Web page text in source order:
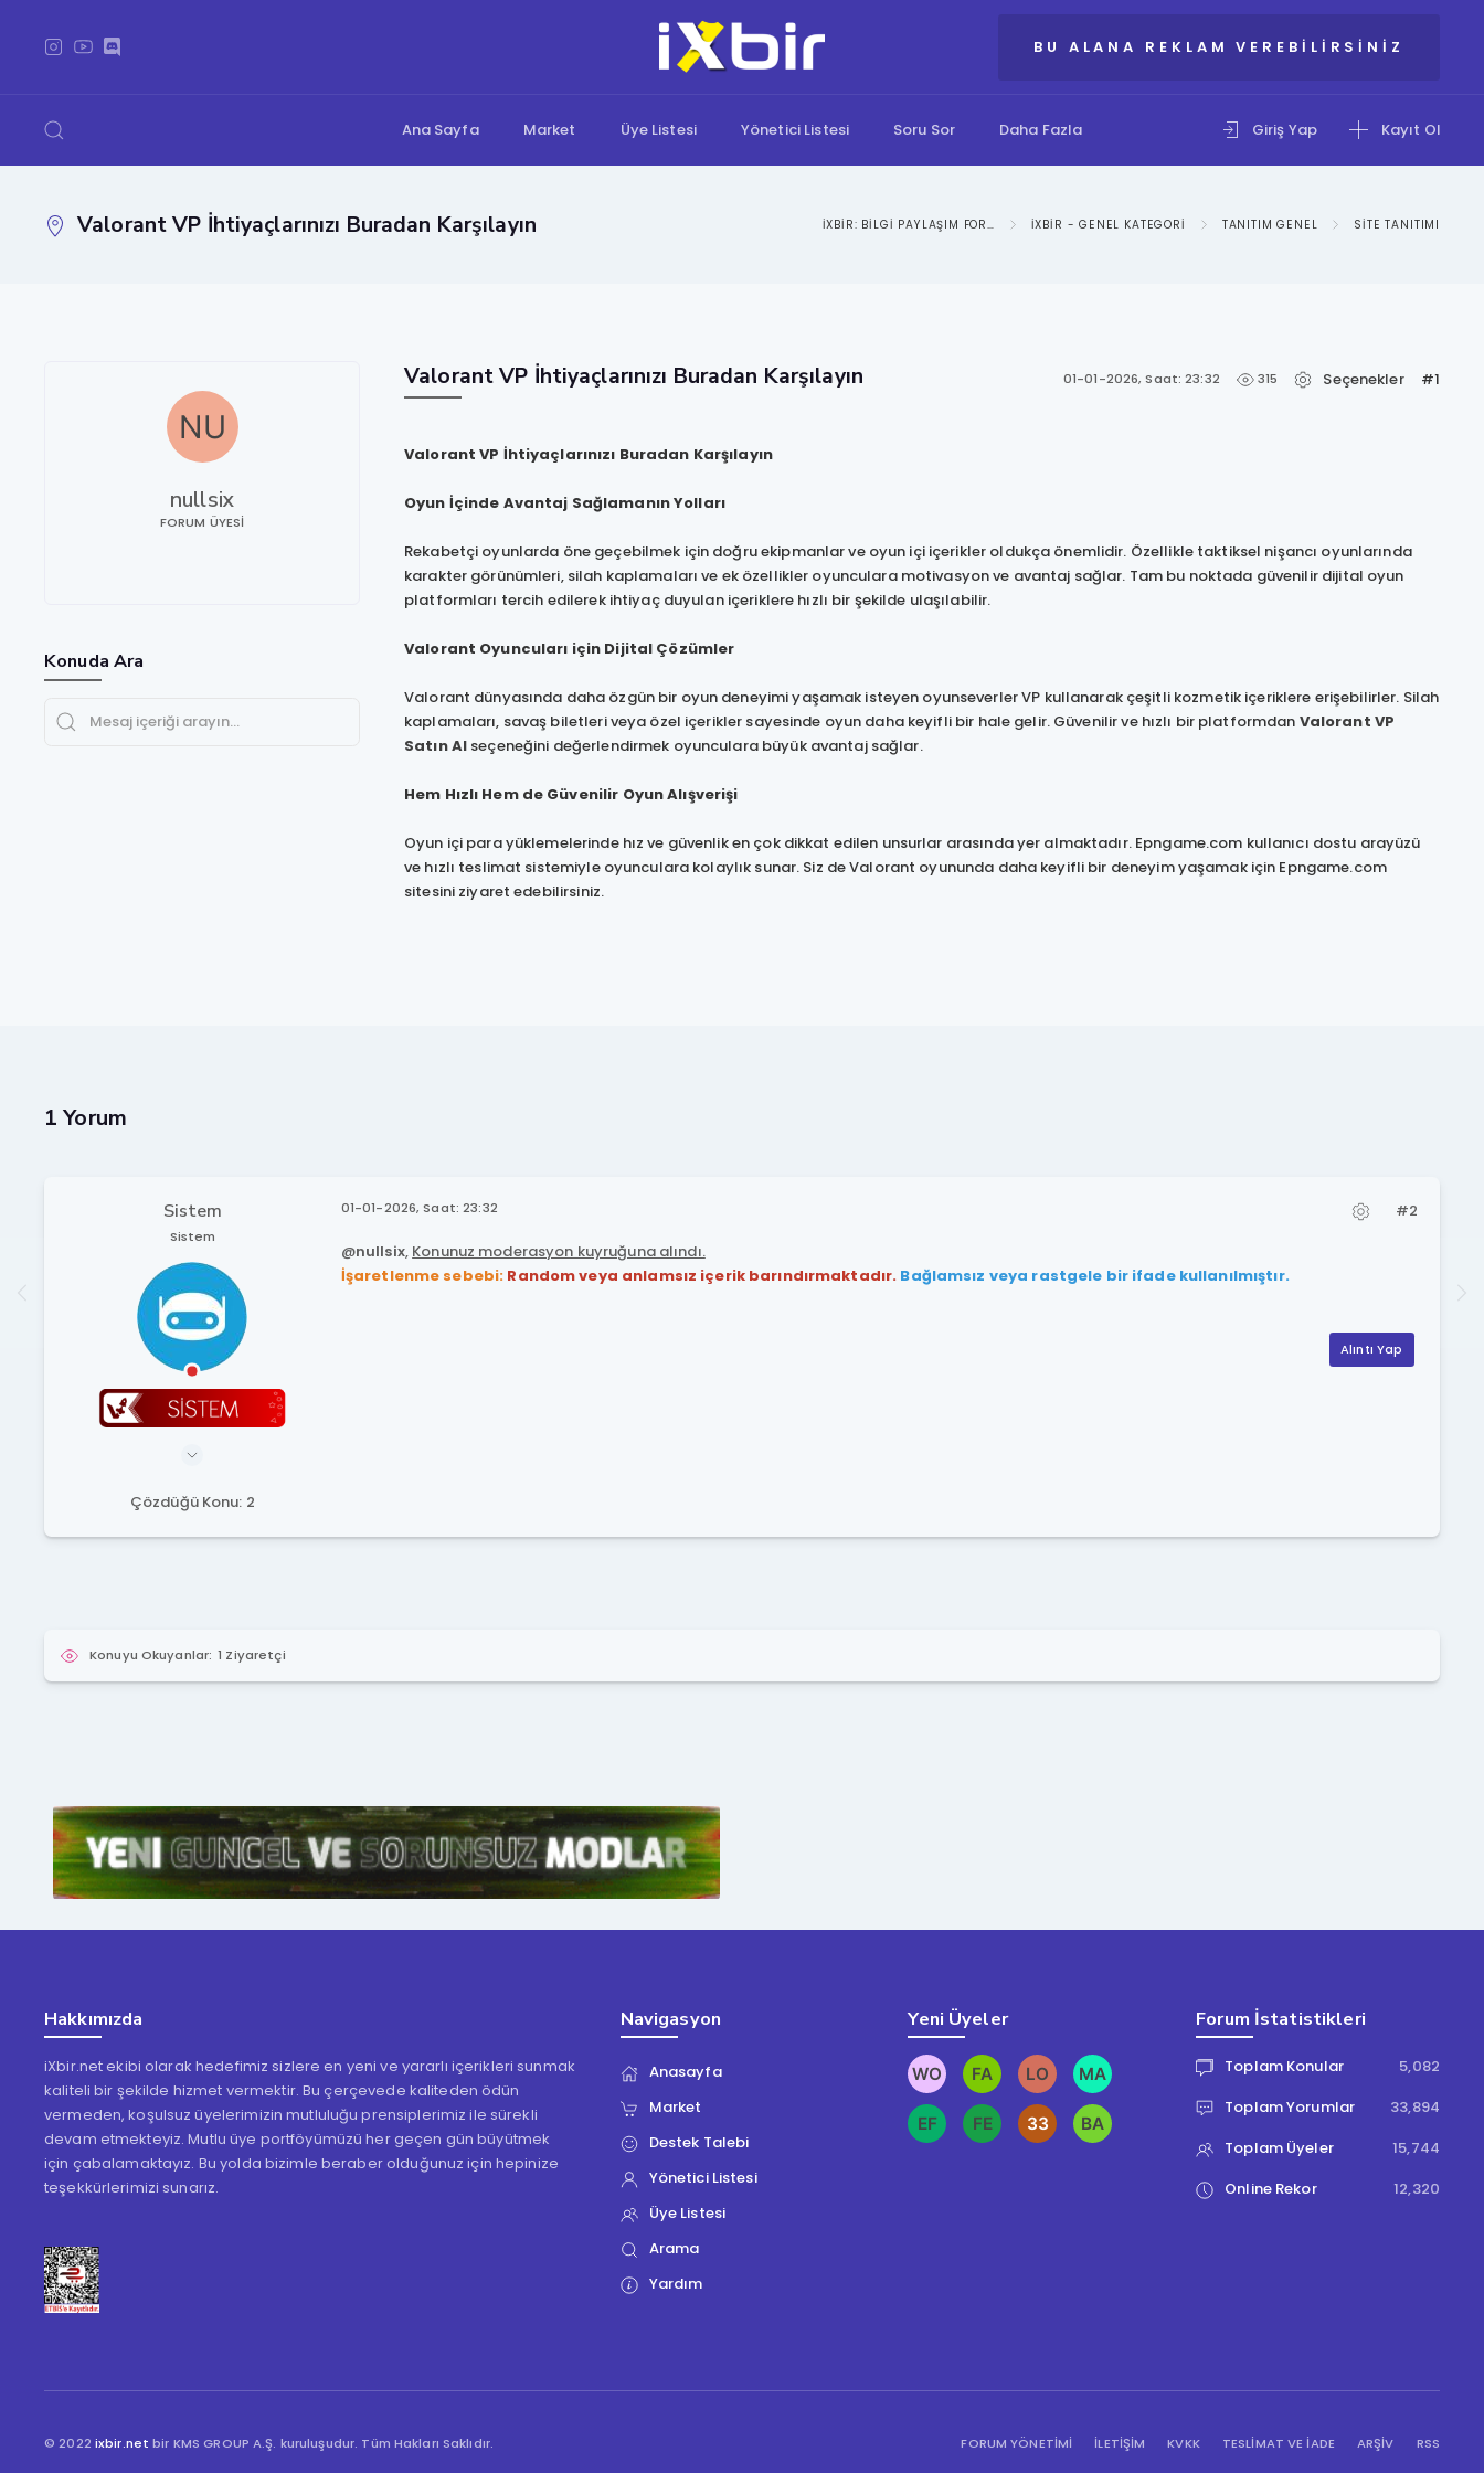
BU ALANA REKLAM VEREBILIRSINIZ
Ana Sayfa Market Üye Listesi Yönetici Listesi Soru Sor Daha Fazla Giriş Yap Kayıt Ol
Valorant VP İhtiyaçlarınızı Buradan Karşılayın IXBIR: BILGI PAYLAŞIM FORUMU IXBIR - GENEL KATEGORI TANITIM GENEL SITE TANITIMI
Valorant VP İhtiyaçlarınızı Buradan Karşılayın 01-01-2026, Saat: 23:32 315 Seçenekler #1
Valorant VP İhtiyaçlarınızı Buradan Karşılayın
Oyun İçinde Avantaj Sağlamanın Yolları
Rekabetçi oyunlarda öne geçebilmek için doğru ekipmanlar ve oyun içi içerikler oldukça önemlidir. Özellikle taktiksel nişancı oyunlarında
karakter görünümleri, silah kaplamaları ve ek özellikler oyunculara motivasyon ve avantaj sağlar. Tam bu noktada güvenilir dijital oyun
platformları tercih edilerek ihtiyaç duyulan içeriklere hızlı bir şekilde ulaşılabilir.
Valorant Oyuncuları için Dijital Çözümler
Valorant dünyasında daha özgün bir oyun deneyimi yaşamak isteyen oyunseverler VP kullanarak çeşitli kozmetik içeriklere erişebilirler. Silah
kaplamaları, savaş biletleri veya özel içerikler sayesinde oyun daha keyifli bir hale gelir. Güvenilir ve hızlı bir platformdan Valorant VP
Satın Al seçeneğini değerlendirmek oyunculara büyük avantaj sağlar.
Hem Hızlı Hem de Güvenilir Oyun Alışverişi
Oyun içi para yüklemelerinde hız ve güvenlik en çok dikkat edilen unsurlar arasında yer almaktadır. Epngame.com kullanıcı dostu arayüzü
ve hızlı teslimat sistemiyle oyunculara kolaylık sunar. Siz de Valorant oyununda daha keyifli bir deneyim yaşamak için Epngame.com
sitesini ziyaret edebilirsiniz.
nullsix
FORUM ÜYESI
Konuda Ara
1 Yorum
Sistem
Sistem
Çözdüğü Konu: 2
01-01-2026, Saat: 23:32
#2
@nullsix, Konunuz moderasyon kuyruğuna alındı.
İşaretlenme sebebi: Random veya anlamsız içerik barındırmaktadır. Bağlamsız veya rastgele bir ifade kullanılmıştır.
Alıntı Yap
Konuyu Okuyanlar: 1 Ziyaretçi
Hakkımızda
iXbir.net ekibi olarak hedefimiz sizlere en yeni ve yararlı içerikleri sunmak
kaliteli bir şekilde hizmet vermektir. Bu çerçevede kaliteden ödün
vermeden, koşulsuz üyelerimizin mutluluğu prensiplerimiz ile sürekli
devam etmekteyiz. Mutlu üye portföyümüzü her geçen gün büyütmek
için çabalamaktayız. Bu yolda bizimle beraber olduğunuz için hepinize
teşekkürlerimizi sunarız.
Navigasyon
Anasayfa
Market
Destek Talebi
Yönetici Listesi
Üye Listesi
Arama
Yardım
Yeni Üyeler Forum İstatistikleri
Toplam Konular
5,082
Toplam Yorumlar
33,894
Toplam Üyeler
15,744
Online Rekor
12,320
© 2022 ixbir.net bir KMS GROUP A.Ş. kuruluşudur. Tüm Hakları Saklıdır. FORUM YÖNETIMI İLETİŞİM KVKK TESLIMAT VE İADE ARŞIV RSS